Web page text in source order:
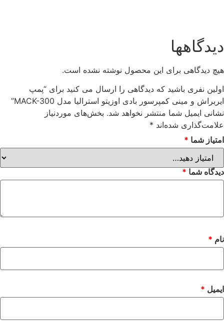
دیدگاهها
هیچ دیدگاهی برای این محصول نوشته نشده است.
اولین نفری باشید که دیدگاهی را ارسال می کنید برای “پمپ
ایربراش و مینی کمپرسور بادی اوزیتو استرالیا مدل MACK-300”
نشانی ایمیل شما منتشر نخواهد شد. بخش‌های موردنیاز
علامت‌گذاری شده‌اند *
امتیاز شما *
دیدگاه شما *
نام *
ایمیل *